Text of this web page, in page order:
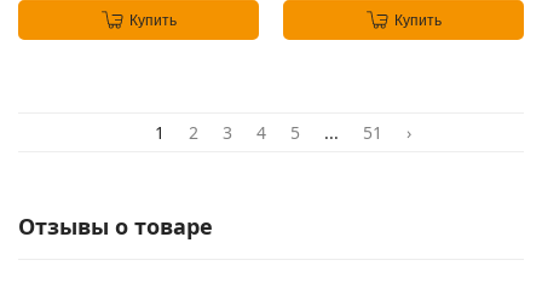
Купить Купить
1 2 3 4 5 ... 51 ›
Отзывы о товаре